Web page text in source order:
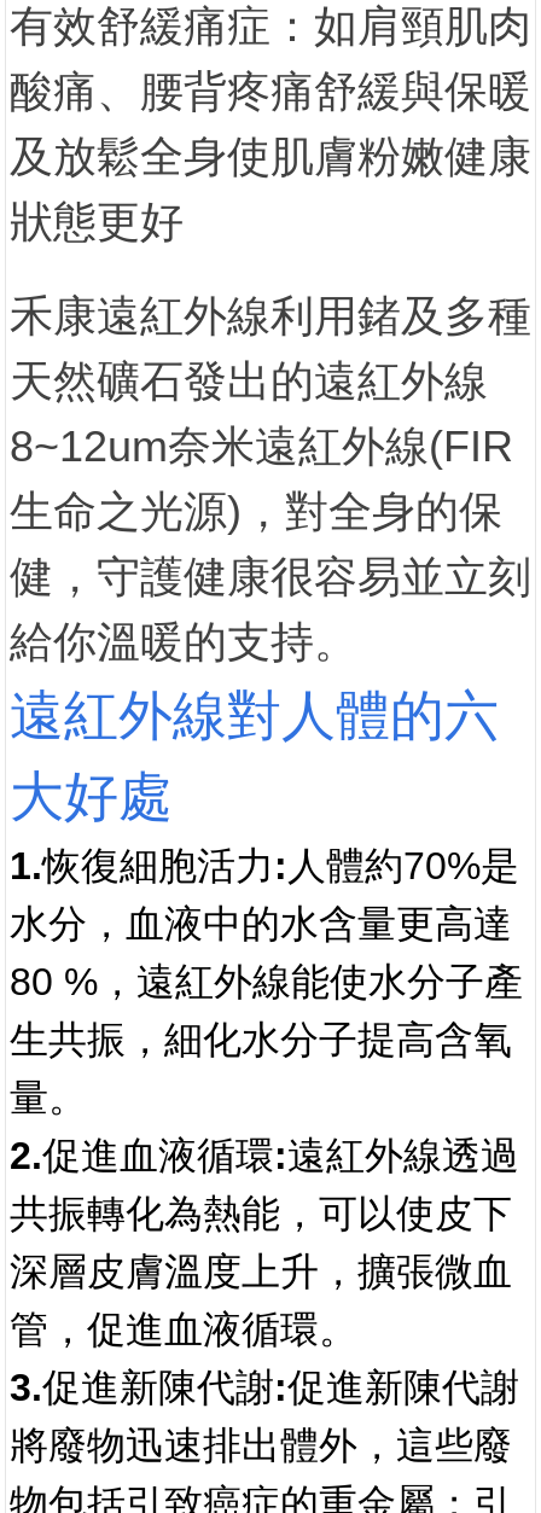
有效舒緩痛症：如肩頸肌肉
酸痛、腰背疼痛舒緩與保暖
及放鬆全身使肌膚粉嫩健康
狀態更好
禾康遠紅外線利用鍺及多種
天然礦石發出的遠紅外線
8~12um奈米遠紅外線(FIR
生命之光源)，對全身的保
健，守護健康很容易並立刻
給你溫暖的支持。
遠紅外線對人體的六
大好處
1.恢復細胞活力: 人體約70%是
水分，血液中的水含量更高達
80 %，遠紅外線能使水分子產
生共振，細化水分子提高含氧
量。
2.促進血液循環:遠紅外線透過
共振轉化為熱能，可以使皮下
深層皮膚溫度上升，擴張微血
管，促進血液循環。
3.促進新陳代謝:促進新陳代謝
將廢物迅速排出體外，這些廢
物包括引致癌症的重金屬；引